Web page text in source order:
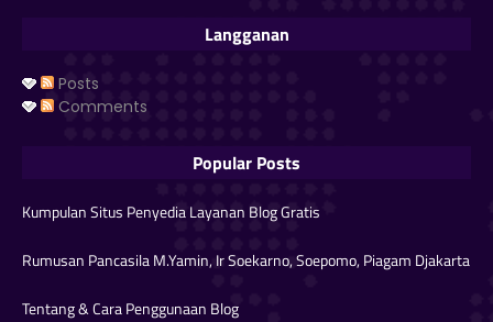
Langganan
Posts
Comments
Popular Posts
Kumpulan Situs Penyedia Layanan Blog Gratis
Rumusan Pancasila M.Yamin, Ir Soekarno, Soepomo, Piagam Djakarta
Tentang & Cara Penggunaan Blog